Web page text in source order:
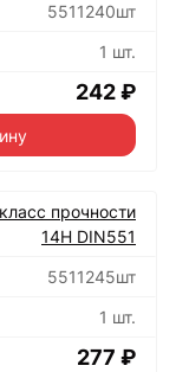
5511240шт
1 шт.
242 ₽
прочности
14Н DIN551
5511245шт
1 шт.
277 ₽